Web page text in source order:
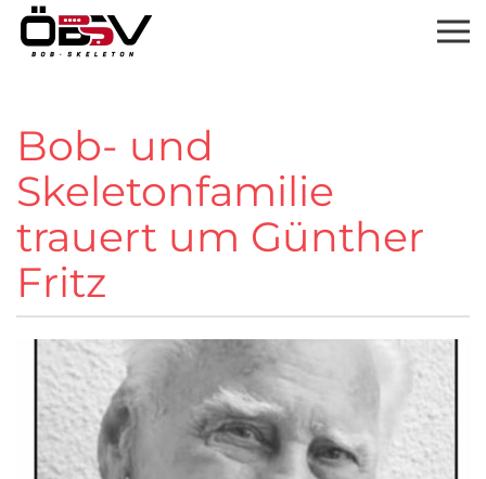
Bob- und
Skeletonfamilie
trauert um Günther
Fritz